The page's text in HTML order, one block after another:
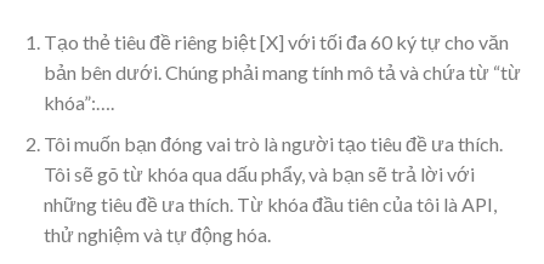
Tạo thẻ tiêu đề riêng biệt [X] với tối đa 60 ký tự cho văn
bản bên dưới. Chúng phải mang tính mô tả và chứa từ “từ
khóa”:….
Tôi muốn bạn đóng vai trò là người tạo tiêu đề ưa thích.
Tôi sẽ gõ từ khóa qua dấu phẩy, và bạn sẽ trả lời với
những tiêu đề ưa thích. Từ khóa đầu tiên của tôi là API,
thử nghiệm và tự động hóa.